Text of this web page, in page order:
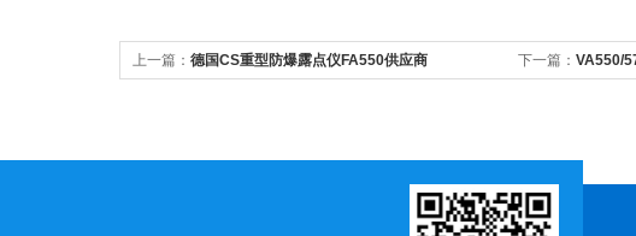
上一篇： 德国CS重型防爆露点仪FA550供应商 下一篇： VA550/